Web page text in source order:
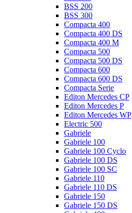
BSS 200
BSS 300
Compacta 400
Compacta 400 DS
Compacta 400 M
Compacta 500
Compacta 500 DS
Compacta 600
Compacta 600 DS
Compacta Serie
Editon Mercedes CP
Editon Mercedes P
Editon Mercedes WP
Electric 500
Gabriele
Gabriele 100
Gabriele 100 Cyclo
Gabriele 100 DS
Gabriele 100 SC
Gabriele 110
Gabriele 110 DS
Gabriele 150
Gabriele 150 DS